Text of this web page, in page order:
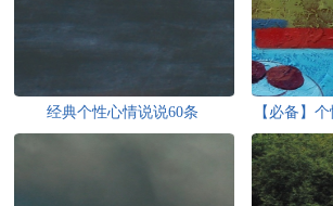
经典个性心情说说60条 【必备】